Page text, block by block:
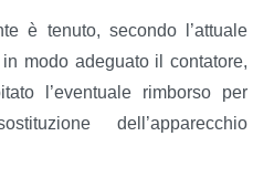
è tenuto, secondo l’attuale
modo adeguato il contatore,
l’eventuale rimborso per
dell’apparecchio